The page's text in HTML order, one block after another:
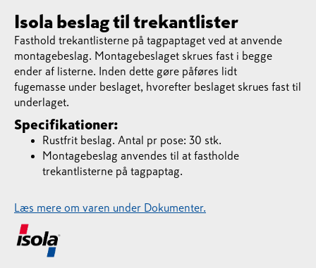
Isola beslag til trekantlister
Fasthold trekantlisterne på tagpaptaget ved at anvende
montagebeslag. Montagebeslaget skrues fast i begge
ender af listerne. Inden dette gøre påføres lidt
fugemasse under beslaget, hvorefter beslaget skrues fast til
underlaget.
Specifikationer:
Rustfrit beslag. Antal pr pose: 30 stk.
Montagebeslag anvendes til at fastholde
trekantlisterne på tagpaptag.
Læs mere om varen under Dokumenter.